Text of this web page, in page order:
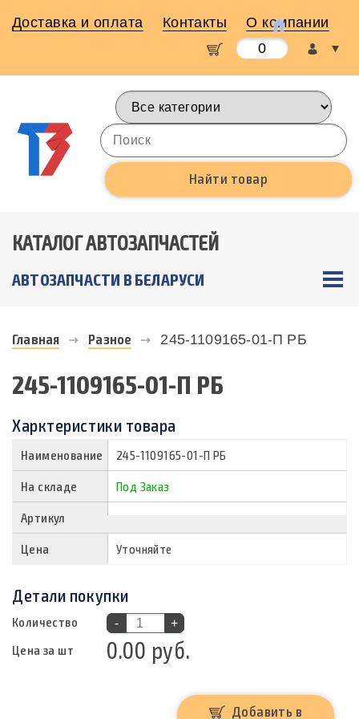
Доставка и оплата Контакты
О компании
0
КАТАЛОГ АВТОЗАПЧАСТЕЙ
АВТОЗАПЧАСТИ В БЕЛАРУСИ
Главная Разное 245-1109165-01-П РБ
245-1109165-01-П РБ
Харктеристики товара
Наименование 245-1109165-01-П РБ
На складе Под Заказ
Артикул
Цена Уточняйте
Детали покупки
Количество - +
Цена за шт 0.00 руб.
Добавить в